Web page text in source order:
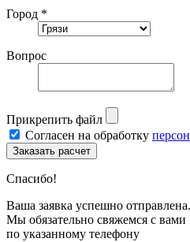
Город *
Вопрос
Прикрепить файл
Согласен на обработку
Спасибо!
Ваша заявка успешно отправлена.
Мы обязательно свяжемся с вами
по указанному телефону